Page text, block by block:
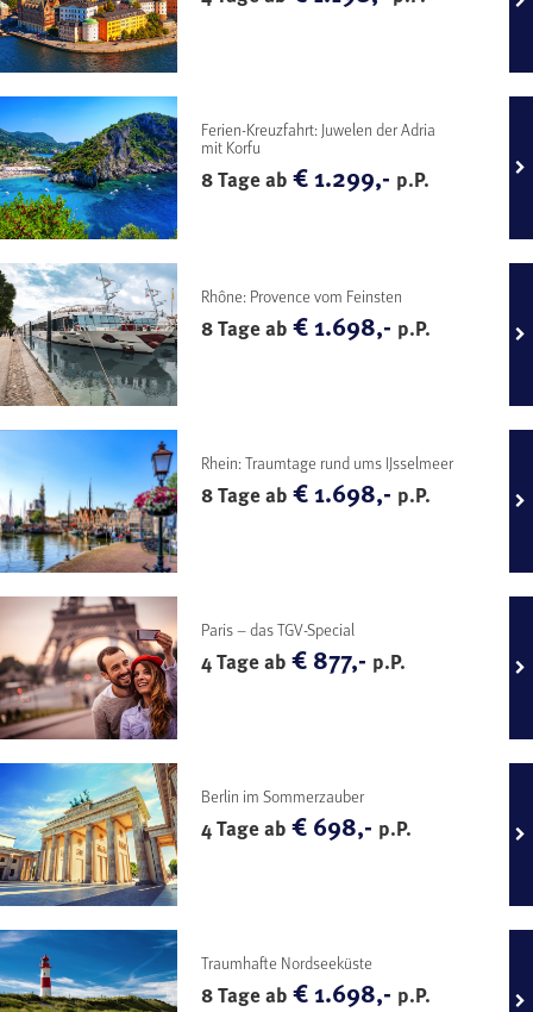
Ferien-Kreuzfahrt: Juwelen der Adria
mit Korfu
8 Tage ab€ 1.299,- p.P.
Rhône: Provence vom Feinsten
8 Tage ab€ 1.698,- p.P.
Rhein: Traumtage rund ums IJsselmeer
8 Tage ab€ 1.698,- p.P.
Paris – das TGV-Special
4 Tage ab€ 877,- p.P.
Berlin im Sommerzauber
4 Tage ab€ 698,- p.P.
Traumhafte Nordseeküste
8 Tage ab€ 1.698,- p.P.